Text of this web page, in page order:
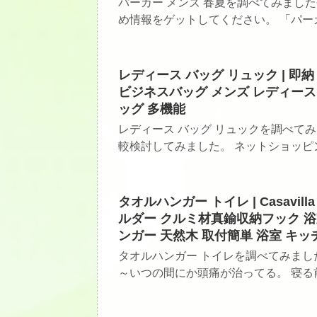
め情報をゲットしてください。 「パー
レディース バッグ リュック | 即
ビジネスバッグ メンズ レディー
ッグ 多機能
レディース バッグ リュックを調べて
較検討してみました。 ネットショッ
タオルハンガー トイレ |
ルダー クルミ材真鍮収納フック
ンガー 天然木 取付簡単 浴室 キ
タオルハンガー トイレを調べてみま
～いつの間にか頭痛が治ってる。 寝